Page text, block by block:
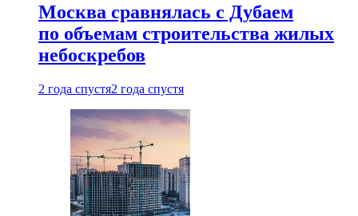
Москва сравнялась с Дубаем
по объемам строительства жилых
небоскребов
2 года спустя2 года спустя